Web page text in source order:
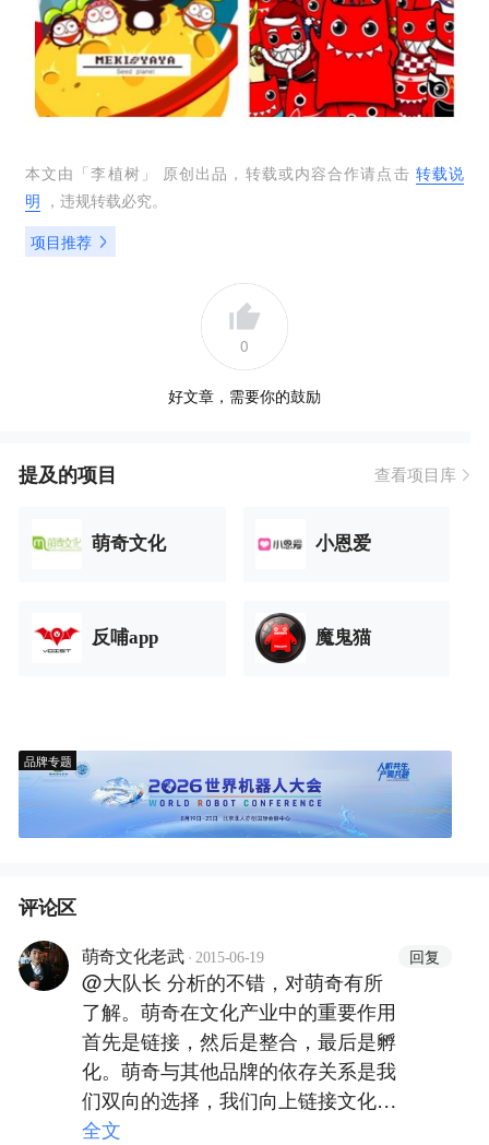
本文由「 李植树 」 原创出品，转载或内容合作请点击 转载说
明 ，违规转载必究。
项目推荐
0
好文章，需要你的鼓励
提及的项目 查看项目库
萌奇文化 小恩爱
反哺app 魔鬼猫
品牌专题
评论区
萌奇文化老武 · 2015-06-19 回复
@大队长 分析的不错，对萌奇有所
了解。萌奇在文化产业中的重要作用
首先是链接，然后是整合，最后是孵
化。萌奇与其他品牌的依存关系是我
们双向的选择，我们向上链接文化品
牌，向下链接产品品牌和渠道。我们
全文